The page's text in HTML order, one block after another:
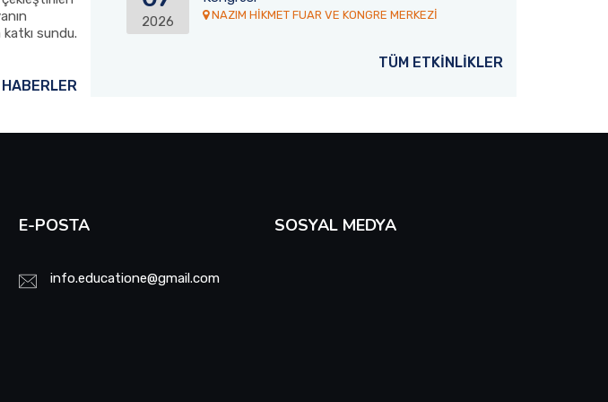
sundu.
itfaiye aracını Kumluca’ya gönderdi.
dünyanın farklı ülkelerinden
Devamını Oku
2026 NAZIM HİKMET FUAR VE KONGRE MERKEZİ
TÜM ETKİNLİKLER
E-POSTA
info.educatione@gmail.com
SOSYAL MEDYA